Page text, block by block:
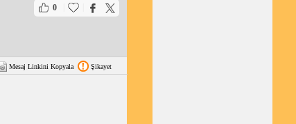
0
Mesaj Linkini Kopyala Şikayet